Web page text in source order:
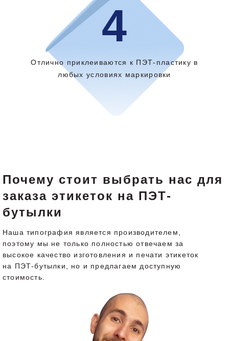
4
Отлично приклеиваются к ПЭТ-пластику в
любых условиях маркировки
Почему стоит выбрать нас для
заказа этикеток на ПЭТ-
бутылки
Наша типография является производителем,
поэтому мы не только полностью отвечаем за
высокое качество изготовления и печати этикеток
на ПЭТ-бутылки, но и предлагаем доступную
стоимость.